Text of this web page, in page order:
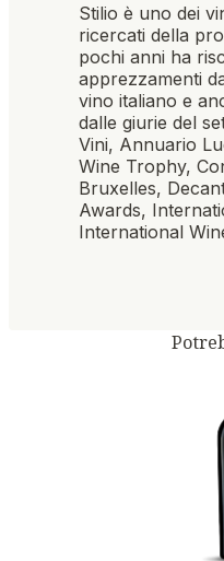
Stilio è uno dei
ricercati della
pochi anni ha
apprezzamenti
vino italiano e
dalle giurie del
Vini, Annuario
Wine Trophy,
Bruxelles,
Awards,
International